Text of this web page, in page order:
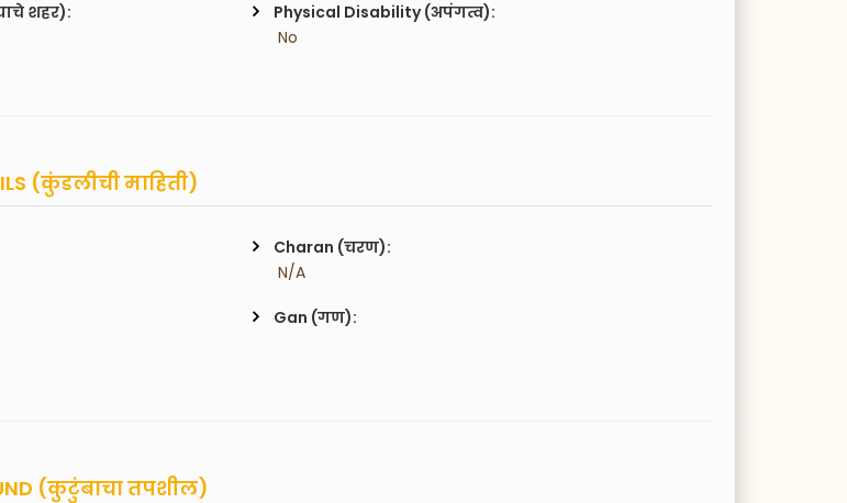
शहर):
Physical Disability (अपंगत्व):
No
(कुंडलीची माहिती)
Charan (चरण):
N/A
Gan (गण):
(कुटुंबाचा तपशील)